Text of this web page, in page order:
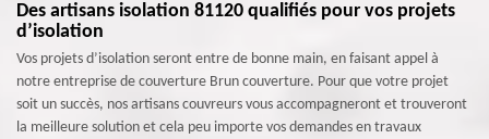
Des artisans isolation 81120 qualifiés pour vos projets
d’isolation
Vos projets d’isolation seront entre de bonne main, en faisant appel à
notre entreprise de couverture Brun couverture. Pour que votre projet
soit un succès, nos artisans couvreurs vous accompagneront et trouveront
la meilleure solution et cela peu importe vos demandes en travaux